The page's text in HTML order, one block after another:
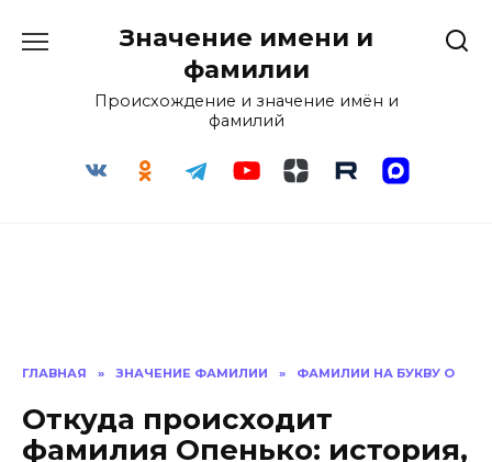
Значение имени и
фамилии
Происхождение и значение имён и
фамилий
ГЛАВНАЯ » ЗНАЧЕНИЕ ФАМИЛИИ » ФАМИЛИИ НА БУКВУ О
Откуда происходит
фамилия Опенько: история,